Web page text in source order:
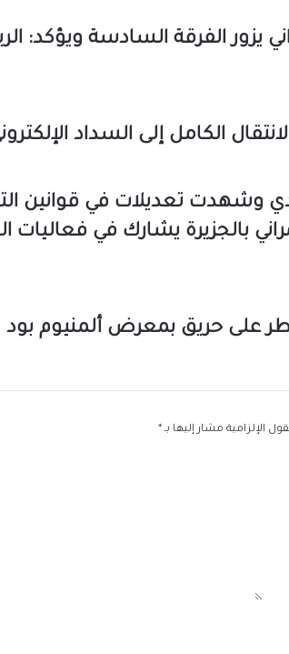
يزور الفرقة السادسة ويؤكد:
الكامل إلى السداد
وشهدت تعديلات في قوانين
على حريق بمعرض ألمنيوم
الإلزامية مشار إليها بـ *